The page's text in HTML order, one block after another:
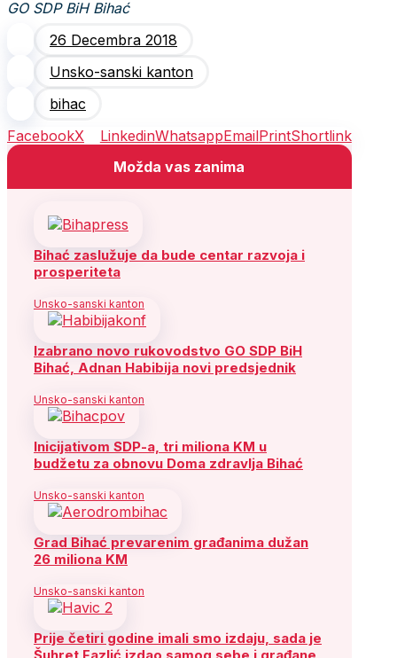
GO SDP BiH Bihać
26 Decembra 2018
Unsko-sanski kanton
bihac
FacebookX LinkedinWhatsappEmailPrintShortlink
Možda vas zanima
Bihać zaslužuje da bude centar razvoja i
prosperiteta
Unsko-sanski kanton
Izabrano novo rukovodstvo GO SDP BiH
Bihać, Adnan Habibija novi predsjednik
Unsko-sanski kanton
Inicijativom SDP-a, tri miliona KM u
budžetu za obnovu Doma zdravlja Bihać
Unsko-sanski kanton
Grad Bihać prevarenim građanima dužan
26 miliona KM
Unsko-sanski kanton
Prije četiri godine imali smo izdaju, sada je